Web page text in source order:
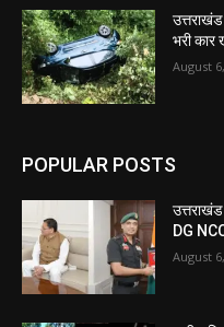
भरी कार
August
POPULAR POSTS
DG
August